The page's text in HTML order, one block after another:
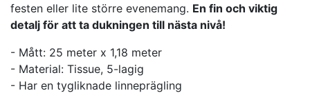
festen eller lite större evenemang. En fin och viktig
detalj för att ta dukningen till nästa nivå!
- Mått: 25 meter x 1,18 meter
- Material: Tissue, 5-lagig
- Har en tygliknade linneprägling